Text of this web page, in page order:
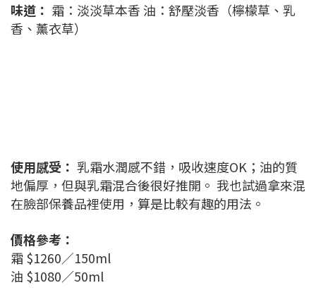
味道： 霜：淡淡草本香 油：舒壓淡香（檸檬草、乳
香、薰衣草）
使用感受： 乳霜水潤感不錯，吸收速度OK；油的質
地偏厚，但與乳霜混合後很好推開。 我也試過拿來混
在臉部保養品裡使用，算是比較有趣的用法。
價格參考：
霜 $1260／150ml
油 $1080／50ml